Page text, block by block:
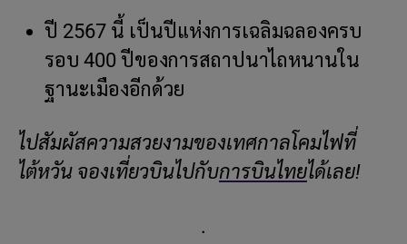
ปี 2567 นี้ เป็นปีแห่งการเฉลิมฉลองครบ
รอบ 400 ปีของการสถาปนาไถหนานใน
ฐานะเมืองอีกด้วย
ไปสัมผัสความสวยงามของเทศกาลโคมไฟที่
ไต้หวัน จองเที่ยวบินไปกับการบินไทยได้เลย!
.